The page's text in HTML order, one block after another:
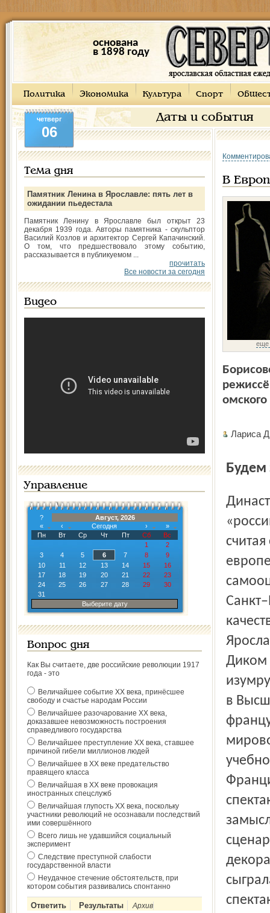
основана
в 1898 году
Политика Экономика Культура Спорт
Даты и события
четверг
06
Тема дня
Памятник Ленина в Ярославле: пять лет в
ожидании пьедестала
Памятник Ленину в Ярославле был открыт 23
декабря 1939 года. Авторы памятника - скульптор
Василий Козлов и архитектор Сергей Капачинский.
О том, что предшествовало этому событию,
рассказывается в публикуемом ...
прочитать
Все новости за сегодня
Видео
Управление
?
Август, 2026
«
‹ Сегодня ›
»
Пн
Вт Ср Чт Пт Сб
Вс
1
2
3
4 5 6 7 8
9
10
11 12 13 14 15
16
17
18 19 20 21 22
23
24
25 26 27 28 29
30
31
Выберите дату
Вопрос дня
Как Вы считаете, две российские революции 1917
года - это
Величайшее событие ХХ века, принёсшее
свободу и счастье народам России
Величайшее разочарование ХХ века,
доказавшее невозможность построения
справедливого государства
Величайшее преступление ХХ века, ставшее
причиной гибели миллионов людей
Величайшее в ХХ веке предательство
правящего класса
Величайшая в ХХ веке провокация
иностранных спецслужб
Величайшая глупость ХХ века, поскольку
участники революций не осознавали последствий
ими совершённого
Всего лишь не удавшийся социальный
эксперимент
Следствие преступной слабости
государственной власти
Неудачное стечение обстоятельств, при
котором события развивались спонтанно
Архив
В
еще
Лариса
Династия – российская, хотя сама Полина слово
Диком
в